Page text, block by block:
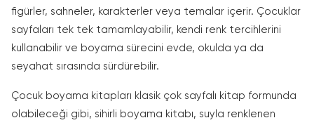
figürler, sahneler, karakterler veya temalar içerir. Çocuklar
sayfaları tek tek tamamlayabilir, kendi renk tercihlerini
kullanabilir ve boyama sürecini evde, okulda ya da
seyahat sırasında sürdürebilir.
Çocuk boyama kitapları klasik çok sayfalı kitap formunda
olabileceği gibi, sihirli boyama kitabı, suyla renklenen